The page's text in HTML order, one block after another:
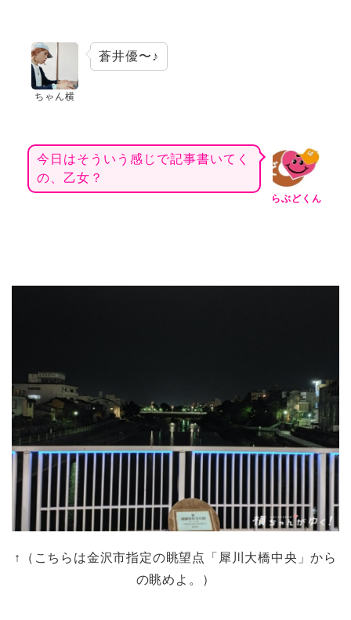
ちゃん横
蒼井優〜♪
らぶどくん
今日はそういう感じで記事書いてく
の、乙女？
↑（こちらは金沢市指定の眺望点「犀川大橋中央」から
の眺めよ。）